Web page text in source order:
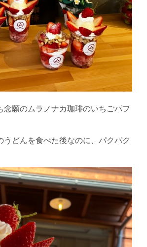
念願のムラノナカ珈琲のいちごパフ
うどんを食べた後なのに、パクパク